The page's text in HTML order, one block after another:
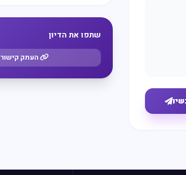
שתפו את הדיון
העתק קישור